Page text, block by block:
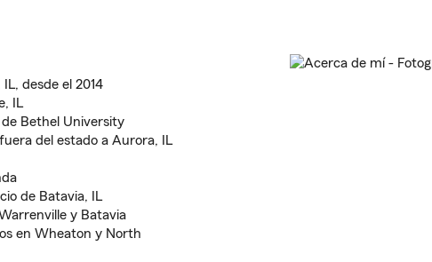
desde el 2014
IL
de Bethel University
del estado a Aurora, IL
de Batavia, IL
y Batavia
en Wheaton y North